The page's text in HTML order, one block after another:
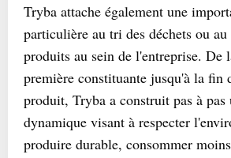
Tryba attache également une
particulière au tri des déchets ou au
produits au sein de l'entreprise. De
première constituante jusqu'à la fin
produit, Tryba a construit pas à pas
dynamique visant à respecter
produire durable, consommer